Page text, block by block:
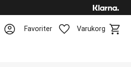
Favoriter Varukorg
Favoriter